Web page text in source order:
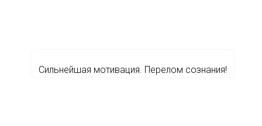
Сильнейшая мотивация. Перелом сознания!